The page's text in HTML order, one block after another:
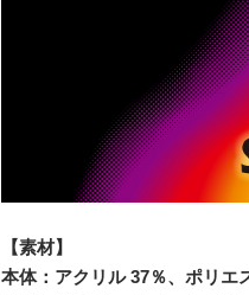
【素材】
本体：アクリル 37％、ポリ